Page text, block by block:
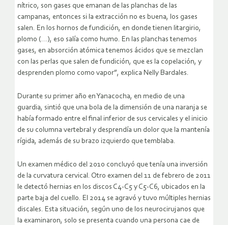
nítrico, son gases que emanan de las planchas de las
campanas, entonces si la extracción no es buena, los gases
salen. En los hornos de fundición, en donde tienen litargirio,
plomo (…), eso salía como humo. En las planchas tenemos
gases, en absorción atómica tenemos ácidos que se mezclan
con las perlas que salen de fundición, que es la copelación, y
desprenden plomo como vapor”, explica Nelly Bardales.
Durante su primer año en Yanacocha, en medio de una
guardia, sintió que una bola de la dimensión de una naranja se
había formado entre el final inferior de sus cervicales y el inicio
de su columna vertebral y desprendía un dolor que la mantenía
rígida, además de su brazo izquierdo que temblaba.
Un examen médico del 2010 concluyó que tenía una inversión
de la curvatura cervical. Otro examen del 11 de febrero de 2011
le detectó hernias en los discos C4-C5 y C5-C6, ubicados en la
parte baja del cuello. El 2014 se agravó y tuvo múltiples hernias
discales. Esta situación, según uno de los neurocirujanos que
la examinaron, solo se presenta cuando una persona cae de